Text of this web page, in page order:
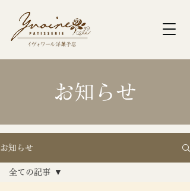
​お知らせ
お知らせ
全ての記事